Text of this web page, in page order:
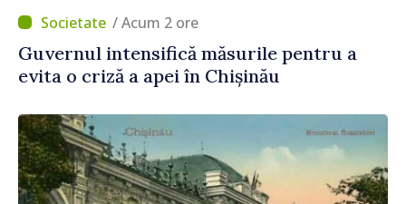
/ Acum 2 ore
Guvernul intensifică măsurile pentru a
evita o criză a apei în Chișinău